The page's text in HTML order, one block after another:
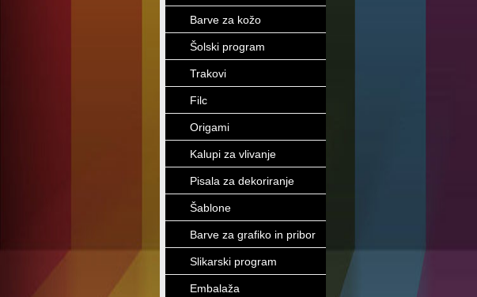
Barve za kožo
Šolski program
Trakovi
Filc
Origami
Kalupi za vlivanje
Pisala za dekoriranje
Šablone
Barve za grafiko in pribor
Slikarski program
Embalaža